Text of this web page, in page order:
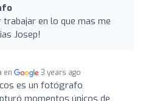
trabajar en lo que mas me
Josep!
en 3 years ago
es un fotógrafo
momentos únicos de